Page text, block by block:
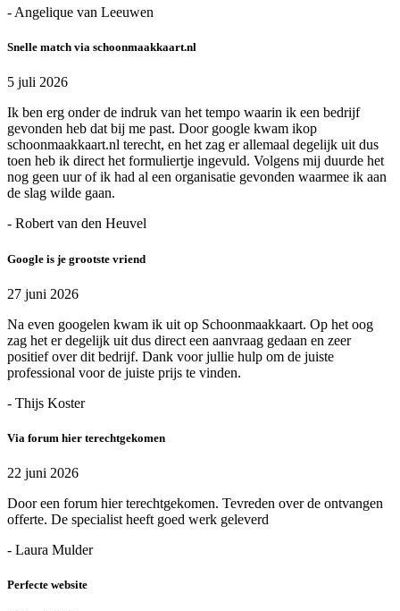
- Angelique van Leeuwen
Snelle match via schoonmaakkaart.nl
5 juli 2026
Ik ben erg onder de indruk van het tempo waarin ik een bedrijf
gevonden heb dat bij me past. Door google kwam ikop
schoonmaakkaart.nl terecht, en het zag er allemaal degelijk uit dus
toen heb ik direct het formuliertje ingevuld. Volgens mij duurde het
nog geen uur of ik had al een organisatie gevonden waarmee ik aan
de slag wilde gaan.
- Robert van den Heuvel
Google is je grootste vriend
27 juni 2026
Na even googelen kwam ik uit op Schoonmaakkaart. Op het oog
zag het er degelijk uit dus direct een aanvraag gedaan en zeer
positief over dit bedrijf. Dank voor jullie hulp om de juiste
professional voor de juiste prijs te vinden.
- Thijs Koster
Via forum hier terechtgekomen
22 juni 2026
Door een forum hier terechtgekomen. Tevreden over de ontvangen
offerte. De specialist heeft goed werk geleverd
- Laura Mulder
Perfecte website